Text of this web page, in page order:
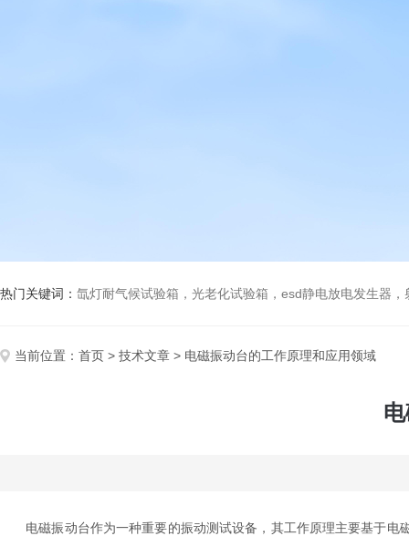
热门关键词： 氙灯耐气候试验箱，光老化试验箱，esd静电放电发生器
当前位置： 首页 > 技术文章 > 电磁振动台的工作原理和应用领域
电磁振动台作为一种重要的振动测试设备，其工作原理主要基于电